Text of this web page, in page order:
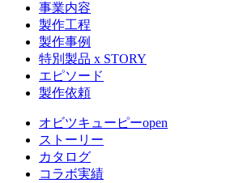
事業内容
製作工程
製作事例
特別製品 x STORY
エピソード
製作依頼
オビツキューピーopen
ストーリー
カタログ
コラボ実績